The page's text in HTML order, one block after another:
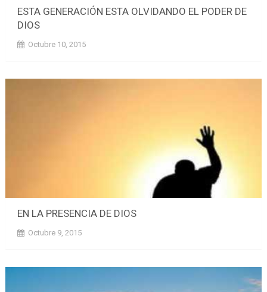
ESTA GENERACIÓN ESTA OLVIDANDO EL PODER DE
DIOS
Octubre 10, 2015
EN LA PRESENCIA DE DIOS
Octubre 9, 2015